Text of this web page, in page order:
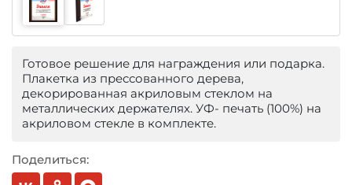
Готовое решение для награждения или подарка.
Плакетка из прессованного дерева,
декорированная акриловым стеклом на
металлических держателях. УФ- печать (100%) на
акриловом стекле в комплекте.
Поделиться: